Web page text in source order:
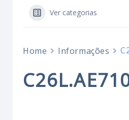
Ver categorias
Home Informações